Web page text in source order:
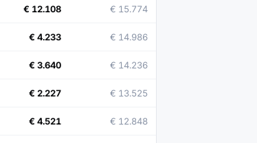
€ 12.108 € 15.774
€ 4.233 € 14.986
€ 3.640 € 14.236
€ 2.227 € 13.525
€ 4.521 € 12.848